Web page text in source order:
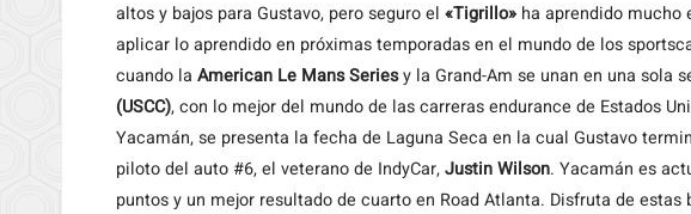
altos y bajos para Gustavo, pero seguro el «Tigrillo» ha aprendido mucho
aplicar lo aprendido en próximas temporadas en el mundo de los
cuando la American Le Mans Seriesy la Grand-Am se unan en una sola
(USCC), con lo mejor del mundo de las carreras endurance de Estados
Yacamán, se presenta la fecha de Laguna Seca en la cual Gustavo
piloto del auto #6, el veterano de IndyCar,Justin Wilson. Yacamán es
puntos y un mejor resultado de cuarto en Road Atlanta. Disfruta de estas